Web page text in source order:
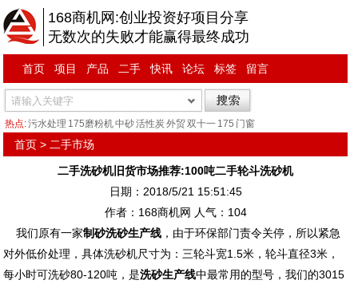
168商机网:创业投资好项目分享
无数次的失败才能赢得最终成功
首页 项目 产品 二手 快讯 论坛 标签 留言
热点:污水处理 175磨粉机中砂活性炭外贸双十一 175 门窗
首页 > 二手市场
二手洗砂机旧货市场推荐:100吨二手轮斗洗砂机
日期：2018/5/21 15:51:45
作者：168商机网 人气： 104
我们原有一家制砂洗砂生产线 ，由于环保部门责令关停，所以紧急
对外低价处理，具体洗砂机尺寸为：三轮斗宽1.5米，轮斗直径3米，
每小时可洗砂80-120吨，是洗砂生产线中最常用的型号，我们的3015